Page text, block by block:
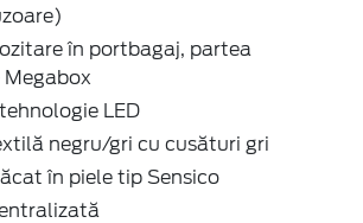
în portbagaj, partea
LED
negru/gri cu cusături gri
în piele tip Sensico